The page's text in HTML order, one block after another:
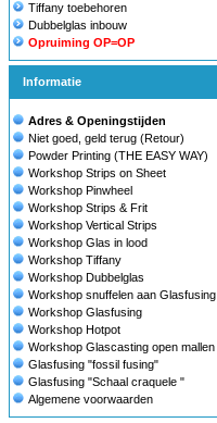
Tiffany toebehoren
Dubbelglas inbouw
Opruiming OP=OP
Informatie
Adres & Openingstijden
Niet goed, geld terug (Retour)
Powder Printing (THE EASY WAY)
Workshop Strips on Sheet
Workshop Pinwheel
Workshop Strips & Frit
Workshop Vertical Strips
Workshop Glas in lood
Workshop Tiffany
Workshop Dubbelglas
Workshop snuffelen aan Glasfusing
Workshop Glasfusing
Workshop Hotpot
Workshop Glascasting open mallen
Glasfusing "fossil fusing"
Glasfusing "Schaal craquele "
Algemene voorwaarden